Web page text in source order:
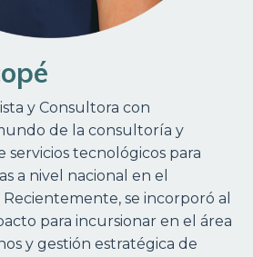
y Consultora con
de la consultoría y
servicios tecnológicos para
a nivel nacional en el
se incorporó al
para incursionar en el área
y gestión estratégica de